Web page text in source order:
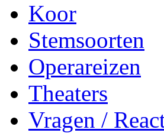
Koor
Stemsoorten
Operareizen
Theaters
Vragen /